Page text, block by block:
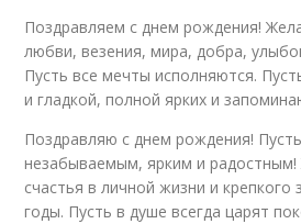
Поздравляем с днем рождения!
любви, везения, мира, добра,
Пусть все мечты исполняются.
и гладкой, полной ярких и
Поздравляю с днем рождения!
незабываемым, ярким и
счастья в личной жизни и крепкого
годы. Пусть в душе всегда царят